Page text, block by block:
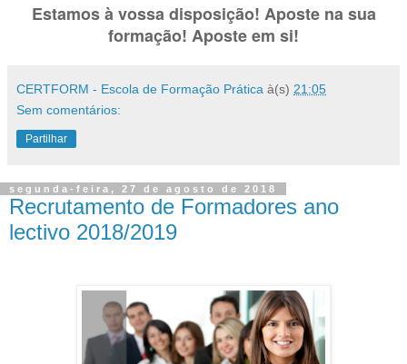
Estamos à vossa disposição! Aposte na sua
formação! Aposte em si!
CERTFORM - Escola de Formação Prática à(s) 21:05
Sem comentários:
Partilhar
segunda-feira, 27 de agosto de 2018
Recrutamento de Formadores ano
lectivo 2018/2019